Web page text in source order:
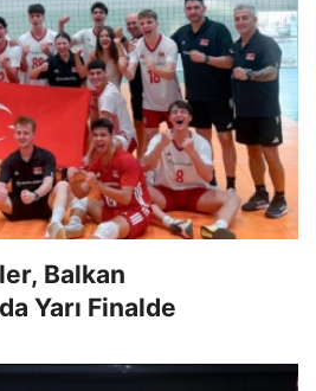
Balkan
Yarı Finalde